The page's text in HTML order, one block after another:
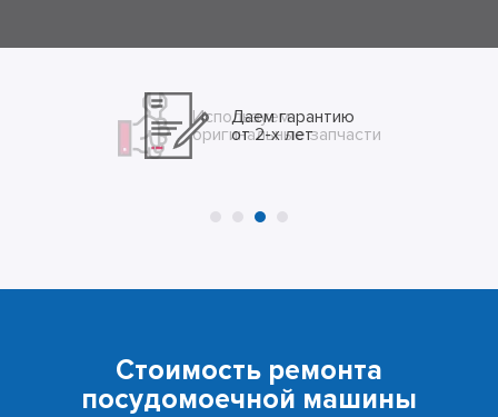
Даем гарантию
от 2-х лет
Стоимость ремонта
посудомоечной машины